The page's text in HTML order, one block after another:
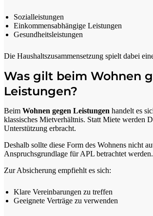
Sozialleistungen
Einkommensabhängige Leistungen
Gesundheitsleistungen
Die Haushaltszusammensetzung spielt dabei
Was gilt beim Wohnen
Leistungen?
Beim Wohnen gegen Leistungen handelt es
klassisches Mietverhältnis. Statt Miete werden
Unterstützung erbracht.
Deshalb sollte diese Form des Wohnens nicht
Anspruchsgrundlage für APL betrachtet werden.
Zur Absicherung empfiehlt es sich:
Klare Vereinbarungen zu treffen
Geeignete Verträge zu verwenden